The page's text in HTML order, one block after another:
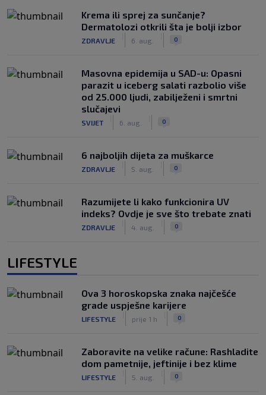
Krema ili sprej za sunčanje?
Dermatolozi otkrili šta je bolji izbor
ZDRAVLJE 6. aug. 0
Masovna epidemija u SAD-u: Opasni
parazit u iceberg salati razbolio više
od 25.000 ljudi, zabilježeni i smrtni
slučajevi
SVIJET 6. aug. 0
6 najboljih dijeta za muškarce
ZDRAVLJE 5. aug. 0
Razumijete li kako funkcionira UV
indeks? Ovdje je sve što trebate znati
ZDRAVLJE 4. aug. 0
LIFESTYLE
Ova 3 horoskopska znaka najčešće
grade uspješne karijere
LIFESTYLE prije 1 h 0
Zaboravite na velike račune: Rashladite
dom pametnije, jeftinije i bez klime
LIFESTYLE 5. aug. 0